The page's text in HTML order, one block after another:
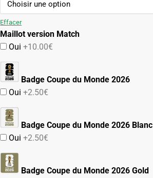
était :
est :
Effacer
Maillot version Match
Oui+10.00€
Badge Coupe du Monde 2026
Oui+2.50€
Badge Coupe du Monde 2026 Blanc
Oui+2.50€
Badge Coupe du Monde 2026 Gold